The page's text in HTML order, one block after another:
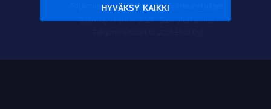
Sopimusehdot Tietosuoja Evästeasetukset
Sääntelyviranomaiset Saavutettavuus
HYVÄKSY KAIKKI